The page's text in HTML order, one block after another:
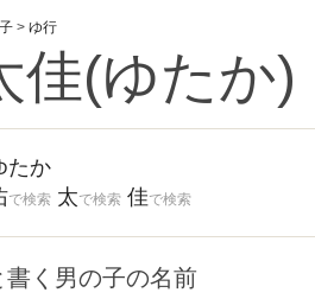
> ゆ行
佳(ゆたか)
たか
で検索 太で検索 佳で検索
書く男の子の名前